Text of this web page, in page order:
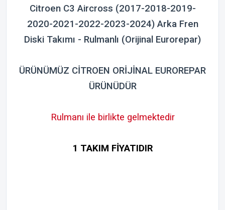
Citroen C3 Aircross (2017-2018-2019-
2020-2021-2022-2023-2024) Arka Fren
Diski Takımı - Rulmanlı (Orijinal Eurorepar)
ÜRÜNÜMÜZ CİTROEN ORİJİNAL EUROREPAR
ÜRÜNÜDÜR
Rulmanı ile birlikte gelmektedir
1 TAKIM FİYATIDIR